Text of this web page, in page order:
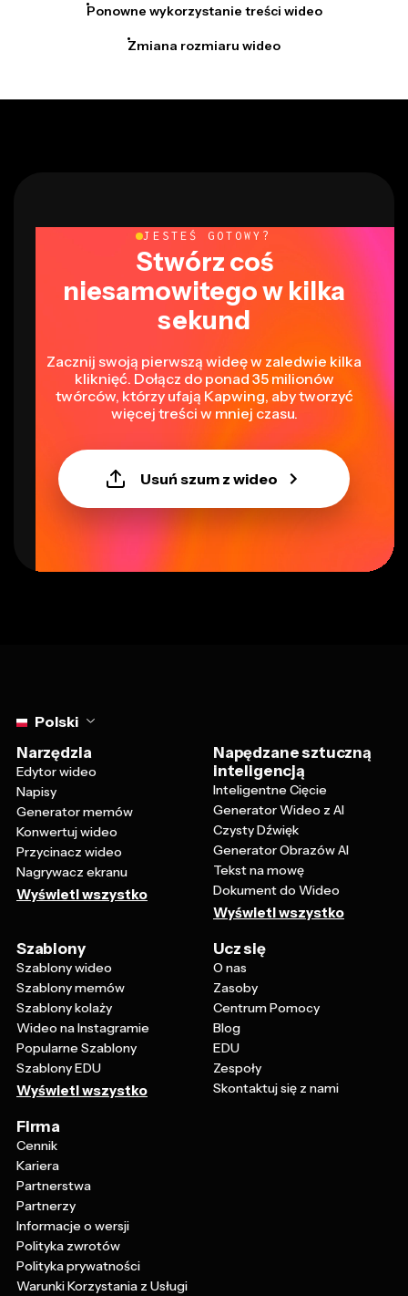
Ponowne wykorzystanie treści wideo
Zmiana rozmiaru wideo
JESTEŚ GOTOWY?
Stwórz coś
niesamowitego w kilka
sekund
Zacznij swoją pierwszą wideę w zaledwie kilka
kliknięć. Dołącz do ponad 35 milionów
twórców, którzy ufają Kapwing, aby tworzyć
więcej treści w mniej czasu.
Usuń szum z wideo
Polski
Narzędzia
Edytor wideo
Napisy
Generator memów
Konwertuj wideo
Przycinacz wideo
Nagrywacz ekranu
Wyświetl wszystko
Napędzane sztuczną
inteligencją
Inteligentne Cięcie
Generator Wideo z AI
Czysty Dźwięk
Generator Obrazów AI
Tekst na mowę
Dokument do Wideo
Wyświetl wszystko
Szablony
Szablony wideo
Szablony memów
Szablony kolaży
Wideo na Instagramie
Popularne Szablony
Szablony EDU
Wyświetl wszystko
Ucz się
O nas
Zasoby
Centrum Pomocy
Blog
EDU
Zespoły
Skontaktuj się z nami
Firma
Cennik
Kariera
Partnerstwa
Partnerzy
Informacje o wersji
Polityka zwrotów
Polityka prywatności
Warunki Korzystania z Usługi